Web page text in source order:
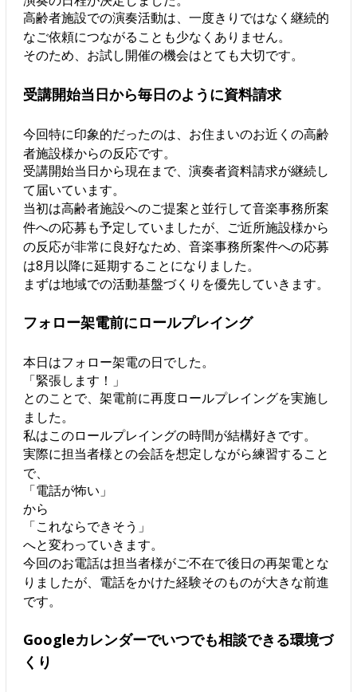
高齢者施設での演奏活動は、一度きりではなく継続的
なご依頼につながることも少なくありません。
そのため、お試し開催の機会はとても大切です。
受講開始当日から毎日のように資料請求
今回特に印象的だったのは、お住まいのお近くの高齢
者施設様からの反応です。
受講開始当日から現在まで、演奏者資料請求が継続し
て届いています。
当初は高齢者施設へのご提案と並行して音楽事務所案
件への応募も予定していましたが、ご近所施設様から
の反応が非常に良好なため、音楽事務所案件への応募
は8月以降に延期することになりました。
まずは地域での活動基盤づくりを優先していきます。
フォロー架電前にロールプレイング
本日はフォロー架電の日でした。
「緊張します！」
とのことで、架電前に再度ロールプレイングを実施し
ました。
私はこのロールプレイングの時間が結構好きです。
実際に担当者様との会話を想定しながら練習すること
で、
「電話が怖い」
から
「これならできそう」
へと変わっていきます。
今回のお電話は担当者様がご不在で後日の再架電とな
りましたが、電話をかけた経験そのものが大きな前進
です。
Googleカレンダーでいつでも相談できる環境づ
くり